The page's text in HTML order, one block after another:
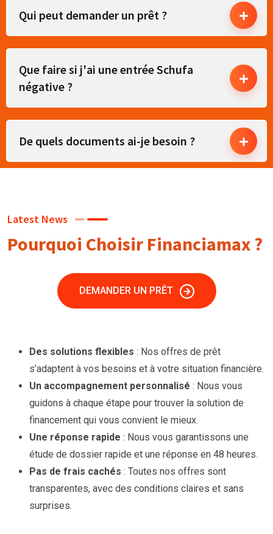
Qui peut demander un prêt ?
Que faire si j'ai une entrée Schufa
négative ?
De quels documents ai-je besoin ?
Latest News
Pourquoi Choisir Financiamax ?
DEMANDER UN PRÊT
Des solutions flexibles : Nos offres de prêt
s’adaptent à vos besoins et à votre situation financière.
Un accompagnement personnalisé : Nous vous
guidons à chaque étape pour trouver la solution de
financement qui vous convient le mieux.
Une réponse rapide : Nous vous garantissons une
étude de dossier rapide et une réponse en 48 heures.
Pas de frais cachés : Toutes nos offres sont
transparentes, avec des conditions claires et sans
surprises.